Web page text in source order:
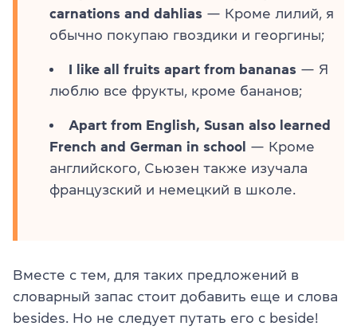
carnations and dahlias — Кроме лилий, я
обычно покупаю гвоздики и георгины;
I like all fruits apart from bananas — Я
люблю все фрукты, кроме бананов;
Apart from English, Susan also learned
French and German in school
— Кроме
английского, Сьюзен также изучала
французский и немецкий в школе.
Вместе с тем, для таких предложений в
словарный запас стоит добавить еще и слова
besides. Но не следует путать его с beside!